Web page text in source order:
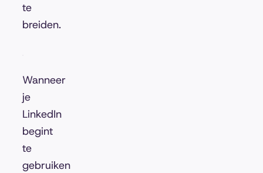
te
breiden.
Wanneer
je
LinkedIn
begint
te
gebruiken